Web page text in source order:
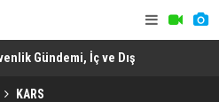
Gündemi, İç ve Dış
KARS